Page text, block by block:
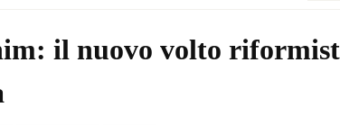
il nuovo volto